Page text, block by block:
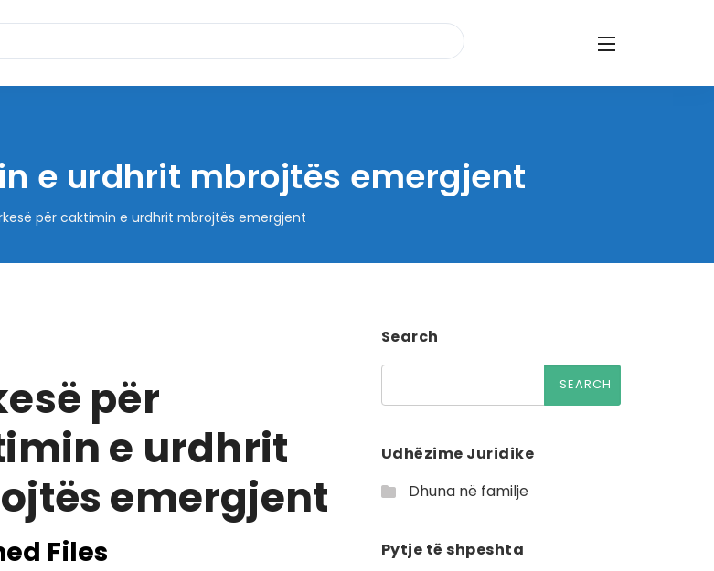
e urdhrit mbrojtës emergjent
për caktimin e urdhrit mbrojtës emergjent
për
e urdhrit
emergjent
Files
Search
Udhëzime Juridike
Dhuna në familje
Pytje të shpeshta